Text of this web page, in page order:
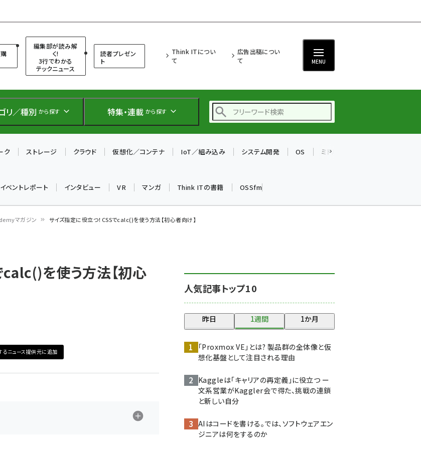
編集部が読み解
く!
3行でわかる
テックニュース
読者プレゼン
ト
Think ITについ
て
広告出稿につい
て
MENU
リ／種別 から探す 特集・連載 から探す
仲間と築いた勝利の絆～
drupal (1921)
genai (1464)
ai crunch (1336)
ク ストレージ クラウド 仮想化／コンテナ IoT／組み込み システム開発 OS ミドルウェア
イベントレポート インタビュー VR マンガ Think ITの書籍 OSSfm
マガジン サイズ指定に役立つ！CSSでcalc()を使う方法【初心者向け】
calc()を使う方法【初心
るニュース提供元に追加
人気記事トップ10
昨日 1週間 1か月
「Proxmox VE」とは? 製品群の全体像と仮
想化基盤として注目される理由
Kaggleは「キャリアの再定義」に役立つ ー
文系営業がKaggler会で得た、挑戦の連鎖
と新しい自分
AIはコードを書ける。では、ソフトウェアエン
ジニアは何をするのか